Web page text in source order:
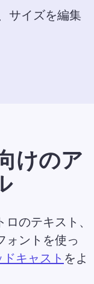
サイズを編集
けのア
のテキスト、
ォントを使っ
キャスト をよ